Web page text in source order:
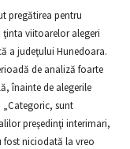
pregătirea pentru
ţinta viitoarelor alegeri
a judeţului Hunedoara.
de analiză foarte
înainte de alegerile
sunt
preşedinţi interimari,
fost niciodată la vreo